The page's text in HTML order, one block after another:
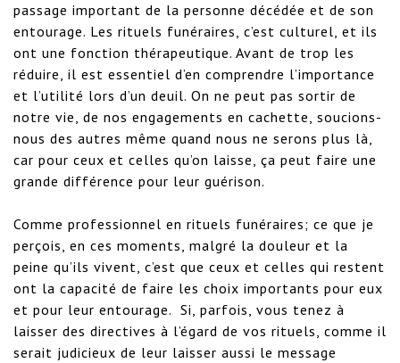
passage important de la personne décédée et de son
entourage. Les rituels funéraires, c’est culturel, et ils
ont une fonction thérapeutique. Avant de trop les
réduire, il est essentiel d’en comprendre l’importance
et l’utilité lors d’un deuil. On ne peut pas sortir de
notre vie, de nos engagements en cachette, soucions-
nous des autres même quand nous ne serons plus là,
car pour ceux et celles qu’on laisse, ça peut faire une
grande différence pour leur guérison.
Comme professionnel en rituels funéraires; ce que je
perçois, en ces moments, malgré la douleur et la
peine qu’ils vivent, c’est que ceux et celles qui restent
ont la capacité de faire les choix importants pour eux
et pour leur entourage.  Si, parfois, vous tenez à
laisser des directives à l’égard de vos rituels, comme il
serait judicieux de leur laisser aussi le message